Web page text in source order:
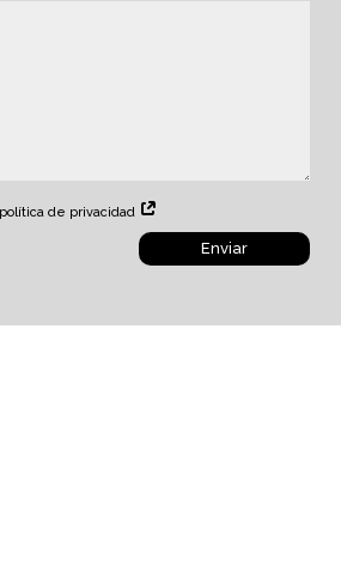
de privacidad
Enviar